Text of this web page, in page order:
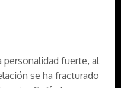
personalidad fuerte, al
se ha fracturado